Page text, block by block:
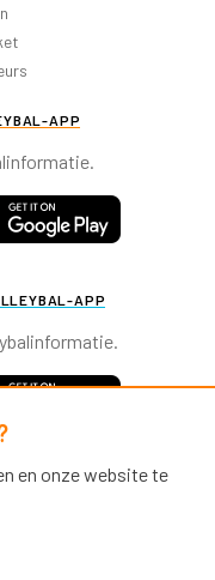
APP
APP
en onze website te